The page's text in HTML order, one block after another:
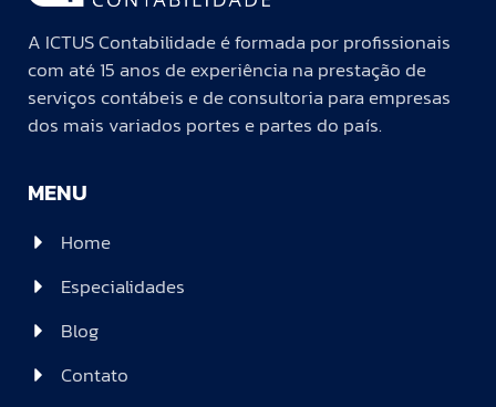
A ICTUS Contabilidade é formada por profissionais
com até 15 anos de experiência na prestação de
serviços contábeis e de consultoria para empresas
dos mais variados portes e partes do país.
MENU
Home
Especialidades
Blog
Contato